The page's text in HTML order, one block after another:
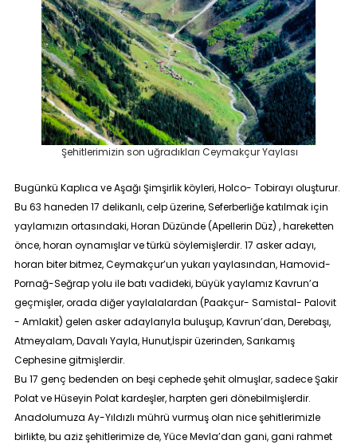
Şehitlerimizin son uğradıkları Ceymakçur Yaylası
Bugünkü Kaplıca ve Aşağı Şimşirlik köyleri, Holco- Tobirayı oluşturur.
Bu 63 haneden 17 delikanlı, celp üzerine, Seferberliğe katılmak için
yaylamızın ortasındaki, Horan Düzünde (Apellerin Düz) , hareketten
önce, horan oynamışlar ve türkü söylemişlerdir. 17 asker adayı,
horan biter bitmez, Ceymakçur’un yukarı yaylasından, Hamovid-
Pornağ-Seğrap yolu ile batı vadideki, büyük yaylamız Kavrun’a
geçmişler, orada diğer yaylalalardan (Paakçur- Samistal- Palovit
- Amlakit) gelen asker adaylarıyla buluşup, Kavrun’dan, Derebaşı,
Atmeyalam, Davalı Yayla, Hunut,İspir üzerinden, Sarıkamış
Cephesine gitmişlerdir.
Bu 17 genç bedenden on beşi cephede şehit olmuşlar, sadece Şakir
Polat ve Hüseyin Polat kardeşler, harpten geri dönebilmişlerdir.
Anadolumuza Ay-Yıldızlı mührü vurmuş olan nice şehitlerimizle
birlikte, bu aziz şehitlerimize de, Yüce Mevla’dan gani, gani rahmet